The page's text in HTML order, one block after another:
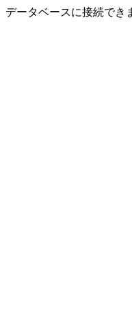
データベースに接続でき